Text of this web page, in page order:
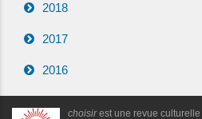
2018
2017
2016
choisirest une revue culturelle